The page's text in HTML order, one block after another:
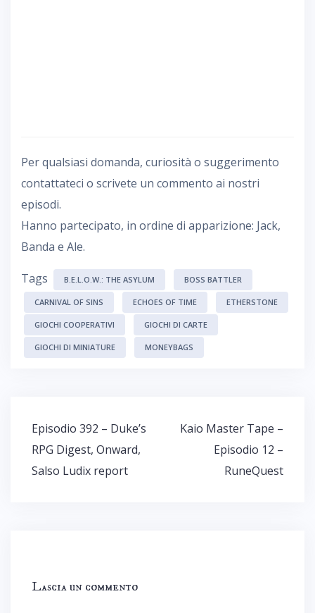
Per qualsiasi domanda, curiosità o suggerimento
contattateci o scrivete un commento ai nostri
episodi.
Hanno partecipato, in ordine di apparizione: Jack,
Banda e Ale.
Tags B.E.L.O.W.: THE ASYLUM BOSS BATTLER
CARNIVAL OF SINS ECHOES OF TIME ETHERSTONE
GIOCHI COOPERATIVI GIOCHI DI CARTE
GIOCHI DI MINIATURE MONEYBAGS
Navigazione
articoli
Episodio 392 – Duke’s
RPG Digest, Onward,
Salso Ludix report
Kaio Master Tape –
Episodio 12 –
RuneQuest
Lascia un commento